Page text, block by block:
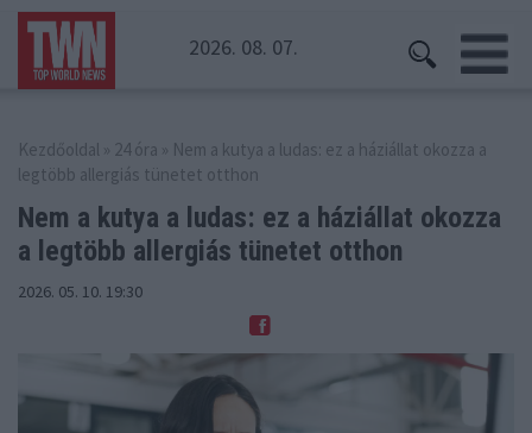
2026. 08. 07.
Kezdőoldal » 24 óra » Nem a kutya a ludas: ez a háziállat okozza a
legtöbb allergiás tünetet otthon
Nem a kutya a ludas: ez a háziállat okozza
a legtöbb allergiás tünetet otthon
2026. 05. 10. 19:30